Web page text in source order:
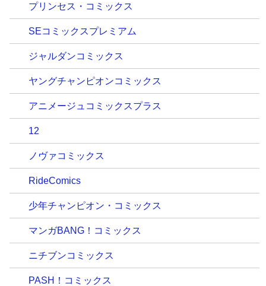
プリンセス・コミックス
SEコミックスプレミアム
ジャルダンコミックス
ヤングチャンピオンコミックス
アニメージュコミックスプラス
12
ノヴァコミックス
RideComics
少年チャンピオン・コミックス
マンガBANG！コミックス
ニチブンコミックス
PASH！コミックス